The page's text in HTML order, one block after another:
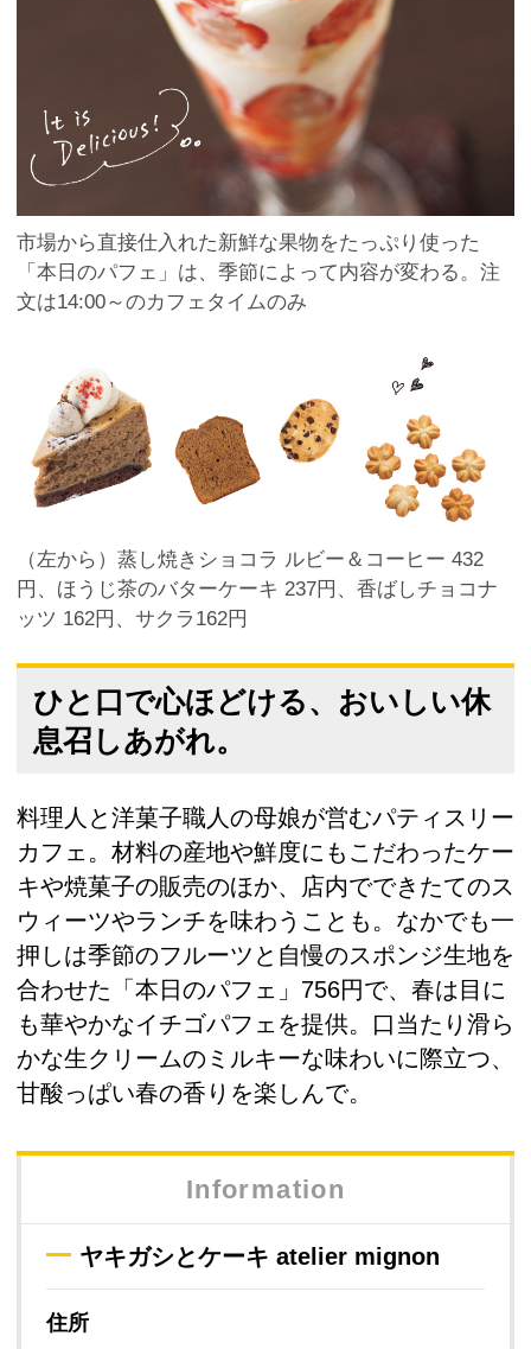
市場から直接仕入れた新鮮な果物をたっぷり使った
「本日のパフェ」は、季節によって内容が変わる。注
文は14:00～のカフェタイムのみ
（左から）蒸し焼きショコラ ルビー＆コーヒー 432
円、ほうじ茶のバターケーキ 237円、香ばしチョコナ
ッツ 162円、サクラ162円
ひと口で心ほどける、おいしい休
息召しあがれ。
料理人と洋菓子職人の母娘が営むパティスリー
カフェ。材料の産地や鮮度にもこだわったケー
キや焼菓子の販売のほか、店内でできたてのス
ウィーツやランチを味わうことも。なかでも一
押しは季節のフルーツと自慢のスポンジ生地を
合わせた「本日のパフェ」756円で、春は目に
も華やかなイチゴパフェを提供。口当たり滑ら
かな生クリームのミルキーな味わいに際立つ、
甘酸っぱい春の香りを楽しんで。
Information
ヤキガシとケーキ atelier mignon
住所